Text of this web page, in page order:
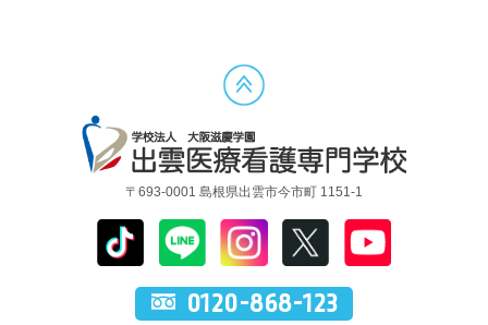
〒693-0001 島根県出雲市今市町 1151-1
0120-868-123